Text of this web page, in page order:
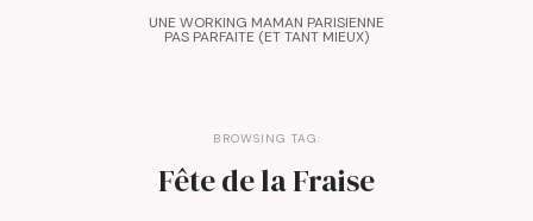
UNE WORKING MAMAN PARISIENNE
PAS PARFAITE (ET TANT MIEUX)
BROWSING TAG:
Fête de la Fraise